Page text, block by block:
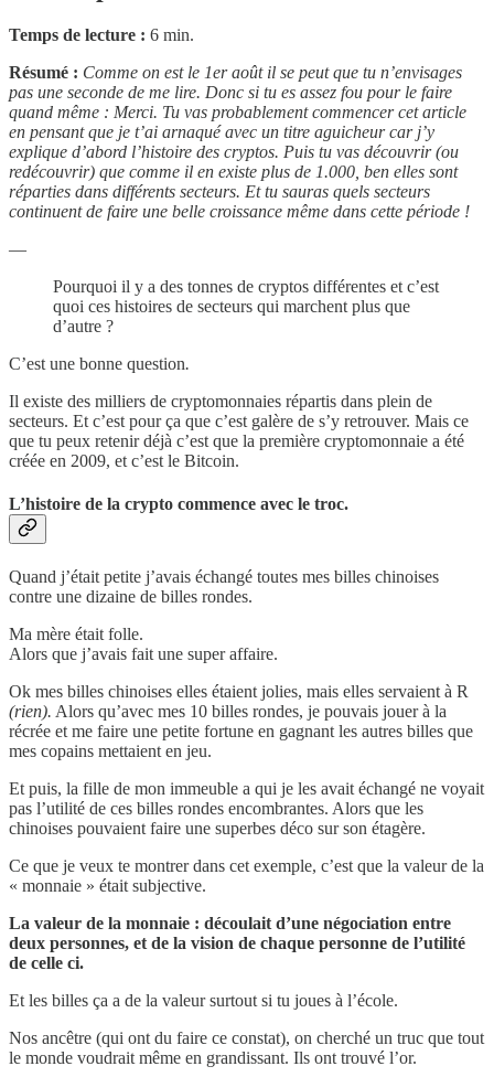
Temps de lecture : 6 min.
Résumé : Comme on est le 1er août il se peut que tu n’envisages
pas une seconde de me lire. Donc si tu es assez fou pour le faire
quand même : Merci. Tu vas probablement commencer cet article
en pensant que je t’ai arnaqué avec un titre aguicheur car j’y
explique d’abord l’histoire des cryptos. Puis tu vas découvrir (ou
redécouvrir) que comme il en existe plus de 1.000, ben elles sont
réparties dans différents secteurs. Et tu sauras quels secteurs
continuent de faire une belle croissance même dans cette période !
—
Pourquoi il y a des tonnes de cryptos différentes et c’est
quoi ces histoires de secteurs qui marchent plus que
d’autre ?
C’est une bonne question.
Il existe des milliers de cryptomonnaies répartis dans plein de
secteurs. Et c’est pour ça que c’est galère de s’y retrouver. Mais ce
que tu peux retenir déjà c’est que la première cryptomonnaie a été
créée en 2009, et c’est le Bitcoin.
L’histoire de la crypto commence avec le troc.
Quand j’était petite j’avais échangé toutes mes billes chinoises
contre une dizaine de billes rondes.
Ma mère était folle.
Alors que j’avais fait une super affaire.
Ok mes billes chinoises elles étaient jolies, mais elles servaient à R
(rien). Alors qu’avec mes 10 billes rondes, je pouvais jouer à la
récrée et me faire une petite fortune en gagnant les autres billes que
mes copains mettaient en jeu.
Et puis, la fille de mon immeuble a qui je les avait échangé ne voyait
pas l’utilité de ces billes rondes encombrantes. Alors que les
chinoises pouvaient faire une superbes déco sur son étagère.
Ce que je veux te montrer dans cet exemple, c’est que la valeur de la
« monnaie » était subjective.
La valeur de la monnaie : découlait d’une négociation entre
deux personnes, et de la vision de chaque personne de l’utilité
de celle ci.
Et les billes ça a de la valeur surtout si tu joues à l’école.
Nos ancêtre (qui ont du faire ce constat), on cherché un truc que tout
le monde voudrait même en grandissant. Ils ont trouvé l’or.